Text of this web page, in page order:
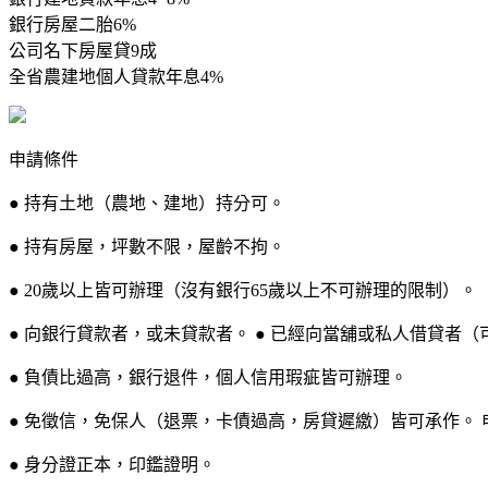
銀行房屋二胎6%
公司名下房屋貸9成
全省農建地個人貸款年息4%
申請條件
● 持有土地（農地、建地）持分可。
● 持有房屋，坪數不限，屋齡不拘。
● 20歲以上皆可辦理（沒有銀行65歲以上不可辦理的限制）。
● 向銀行貸款者，或未貸款者。 ● 已經向當舖或私人借貸者（
● 負債比過高，銀行退件，個人信用瑕疵皆可辦理。
● 免徵信，免保人（退票，卡債過高，房貸遲繳）皆可承作。
● 身分證正本，印鑑證明。